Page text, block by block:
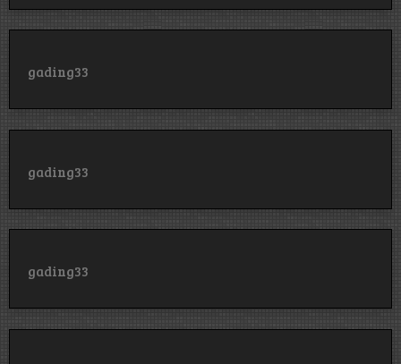
gading33
gading33
gading33